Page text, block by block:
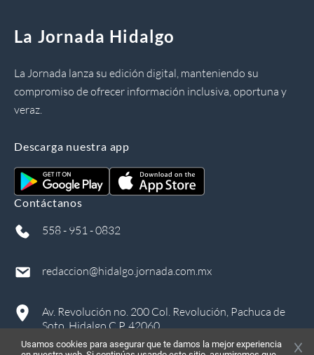
La Jornada Hidalgo
La Jornada lanza su edición digital, manteniendo su
compromiso de ofrecer información inclusiva, oportuna y
veraz.
Descarga nuestra app
Contáctanos
558 - 951 - 0832
redaccion@hidalgo.jornada.com.mx
Av. Revolución no. 200 Col. Revolución, Pachuca de
Soto, Hidalgo C.P. 42060
Usamos cookies para asegurar que te damos la mejor experiencia